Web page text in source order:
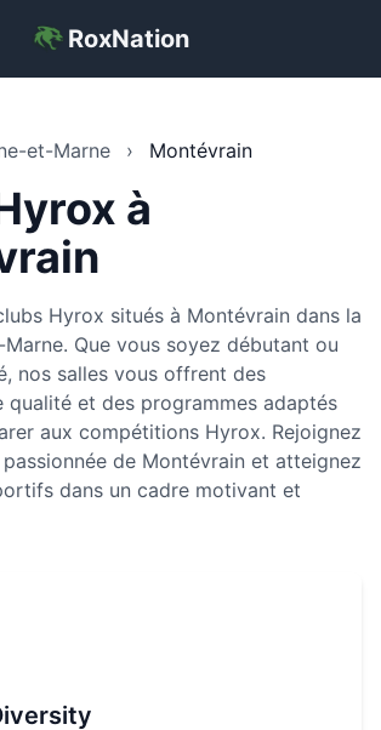
RoxNation
et-Marne › Montévrain
à
Hyrox situés à Montévrain dans la
Que vous soyez débutant ou
nos salles vous offrent des
qualité et des programmes adaptés
aux compétitions Hyrox. Rejoignez
de Montévrain et atteignez
dans un cadre motivant et